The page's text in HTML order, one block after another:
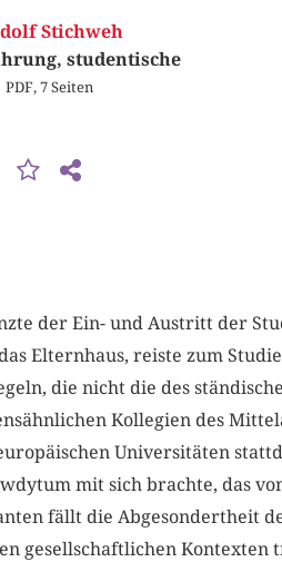
Stichweh
studentische
PDF, 7 Seiten
der Ein- und Austritt der
Elternhaus, reiste zum
die nicht die des
Kollegien des
Universitäten
mit sich brachte, das
fällt die Abgesondertheit
gesellschaftlichen Kontexten